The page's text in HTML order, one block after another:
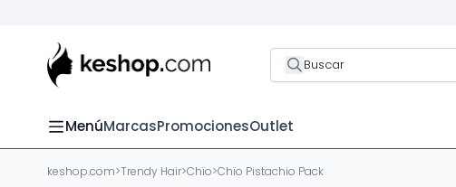
Buscar
MenúMarcasPromocionesOutlet
keshop.com>Trendy Hair>Chïo>Chïo Pistachio Pack